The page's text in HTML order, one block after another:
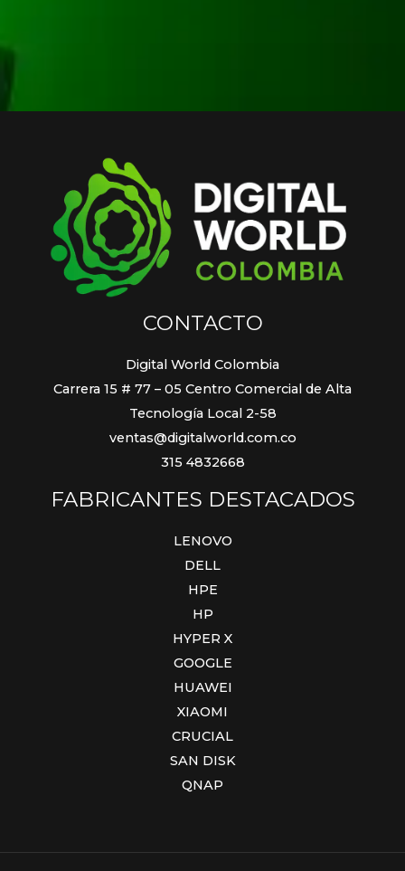
CONTACTO
Digital World Colombia
Carrera 15 # 77 – 05 Centro Comercial de Alta
Tecnología Local 2-58
ventas@digitalworld.com.co
315 4832668
FABRICANTES DESTACADOS
LENOVO
DELL
HPE
HP
HYPER X
GOOGLE
HUAWEI
XIAOMI
CRUCIAL
SAN DISK
QNAP